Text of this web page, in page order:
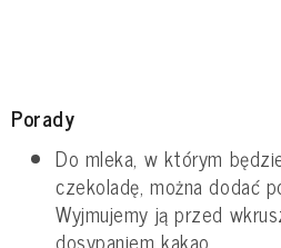
Porady
Do mleka, w którym
czekoladę, można dodać
Wyjmujemy ją przed
dosypaniem kakao.